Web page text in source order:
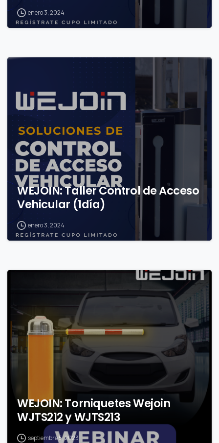
enero 3, 2024
WEJOIN: Taller Control de Acceso
Vehicular (1día)
enero 3, 2024
WEJOIN: Torniquetes Wejoin
WJTS212 y WJTS213
septiembre 5, 2023